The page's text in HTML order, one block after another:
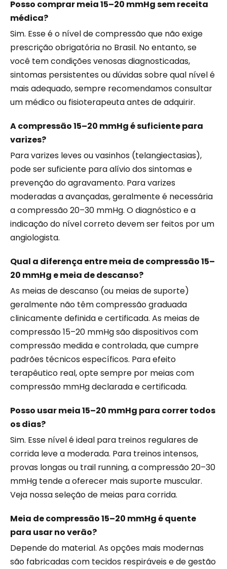
Posso comprar meia 15–20 mmHg sem receita
médica?
Sim. Esse é o nível de compressão que não exige
prescrição obrigatória no Brasil. No entanto, se
você tem condições venosas diagnosticadas,
sintomas persistentes ou dúvidas sobre qual nível é
mais adequado, sempre recomendamos consultar
um médico ou fisioterapeuta antes de adquirir.
A compressão 15–20 mmHg é suficiente para
varizes?
Para varizes leves ou vasinhos (telangiectasias),
pode ser suficiente para alívio dos sintomas e
prevenção do agravamento. Para varizes
moderadas a avançadas, geralmente é necessária
a compressão 20–30 mmHg. O diagnóstico e a
indicação do nível correto devem ser feitos por um
angiologista.
Qual a diferença entre meia de compressão 15–
20 mmHg e meia de descanso?
As meias de descanso (ou meias de suporte)
geralmente não têm compressão graduada
clinicamente definida e certificada. As meias de
compressão 15–20 mmHg são dispositivos com
compressão medida e controlada, que cumpre
padrões técnicos específicos. Para efeito
terapêutico real, opte sempre por meias com
compressão mmHg declarada e certificada.
Posso usar meia 15–20 mmHg para correr todos
os dias?
Sim. Esse nível é ideal para treinos regulares de
corrida leve a moderada. Para treinos intensos,
provas longas ou trail running, a compressão 20–30
mmHg tende a oferecer mais suporte muscular.
Veja nossa seleção de meias para corrida.
Meia de compressão 15–20 mmHg é quente
para usar no verão?
Depende do material. As opções mais modernas
são fabricadas com tecidos respiráveis e de gestão